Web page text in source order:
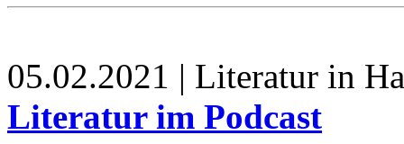
05.02.2021 | Literatur in
Literatur im Podcast